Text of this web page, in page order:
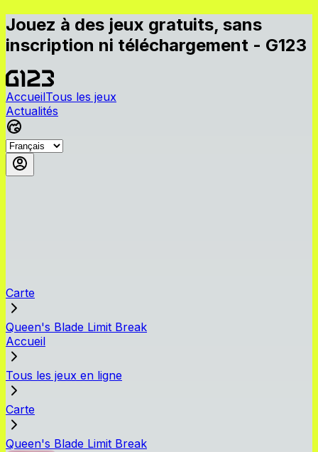
Jouez à des jeux gratuits, sans
inscription ni téléchargement - G123
AccueilTous les jeux
Actualités
Carte
Queen's Blade Limit Break
Accueil
Tous les jeux en ligne
Carte
Queen's Blade Limit Break